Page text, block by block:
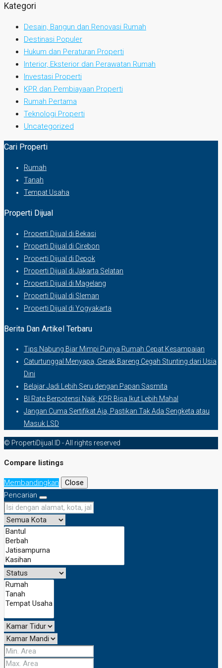
Kategori
Desain, Bangun dan Renovasi Rumah
Destinasi Populer
Hukum dan Peraturan Properti
Interior, Eksterior dan Perawatan Rumah
Investasi Properti
KPR dan Pembiayaan Properti
Rumah Pertama
Teknologi Properti
Uncategorized
Cari Properti
Rumah
Tanah
Tempat Usaha
Properti Dijual
Properti Dijual di Bekasi
Properti Dijual di Cirebon
Properti Dijual di Depok
Properti Dijual di Jakarta Selatan
Properti Dijual di Magelang
Properti Dijual di Sleman
Properti Dijual di Yogyakarta
Berita Dan Artikel Terbaru
Tips Nabung Biar Mimpi Punya Rumah Cepat Kesampaian
Caturtunggal Menyapa, Gerak Bareng Cegah Stunting dari Usia
Dini
Belajar Jadi Lebih Seru dengan Papan Sasmita
BI Rate Berpotensi Naik, KPR Bisa Ikut Lebih Mahal
Jangan Cuma Sertifikat Aja, Pastikan Tak Ada Sengketa atau
Masuk LSD
© PropertiDijual.ID - All rights reserved
Compare listings
Membandingkan
Close
Pencarian